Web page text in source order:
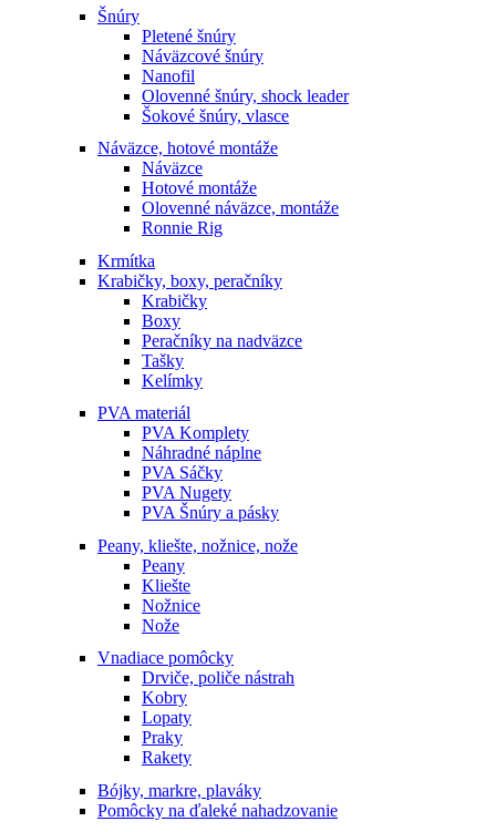
Šnúry
Pletené šnúry
Náväzcové šnúry
Nanofil
Olovenné šnúry, shock leader
Šokové šnúry, vlasce
Náväzce, hotové montáže
Náväzce
Hotové montáže
Olovenné náväzce, montáže
Ronnie Rig
Krmítka
Krabičky, boxy, peračníky
Krabičky
Boxy
Peračníky na nadväzce
Tašky
Kelímky
PVA materiál
PVA Komplety
Náhradné náplne
PVA Sáčky
PVA Nugety
PVA Šnúry a pásky
Peany, kliešte, nožnice, nože
Peany
Kliešte
Nožnice
Nože
Vnadiace pomôcky
Drviče, poliče nástrah
Kobry
Lopaty
Praky
Rakety
Bójky, markre, plaváky
Pomôcky na ďaleké nahadzovanie